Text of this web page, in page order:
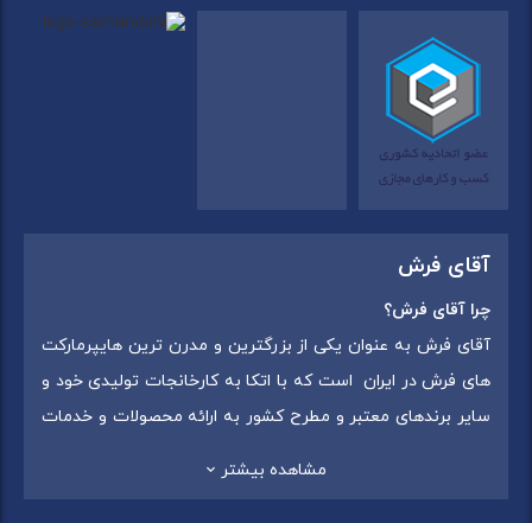
آقای فرش
چرا آقای فرش؟
آقای فرش به عنوان یکی از بزرگترین و مدرن ترین هایپرمارکت
های فرش در ایران است که با اتکا به کارخانجات تولیدی خود و
سایر برندهای معتبر و مطرح کشور به ارائه محصولات و خدمات
مشاهده بیشتر